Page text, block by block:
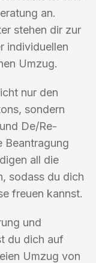
an.
stehen dir zur
individuellen
Umzug.
nur den
sondern
De/Re-
Beantragung
all die
sodass du dich
freuen kannst.
und
du dich auf
Umzug von